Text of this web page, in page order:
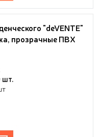
"deVENTE"
прозрачные ПВХ
фольгой, синяя,
шт.